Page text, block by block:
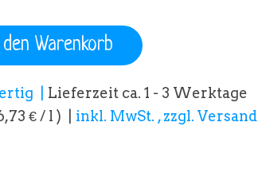
Warenkorb
Lieferzeit ca. 1 - 3 Werktage
€ / l )
inkl. MwSt. , zzgl. Versand